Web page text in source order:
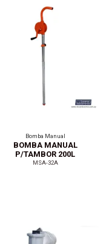
Bomba Manual
BOMBA MANUAL
P/TAMBOR 200L
MSA-32A